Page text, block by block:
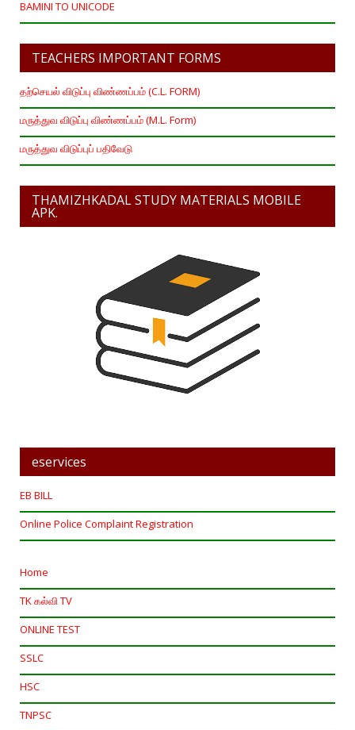
BAMINI TO UNICODE
TEACHERS IMPORTANT FORMS
தற்செயல் விடுப்பு விண்ணப்பம் (C.L. FORM)
மருத்துவ விடுப்பு விண்ணப்பம் (M.L. Form)
மருத்துவ விடுப்புப் பதிவேடு
THAMIZHKADAL STUDY MATERIALS MOBILE
APK.
eservices
EB BILL
Online Police Complaint Registration
Home
TK கல்வி TV
ONLINE TEST
SSLC
HSC
TNPSC